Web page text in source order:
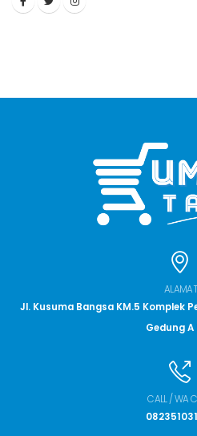
Jl. Kusuma Bangsa KM.5 Komplek
Gedung A
CALL / WA